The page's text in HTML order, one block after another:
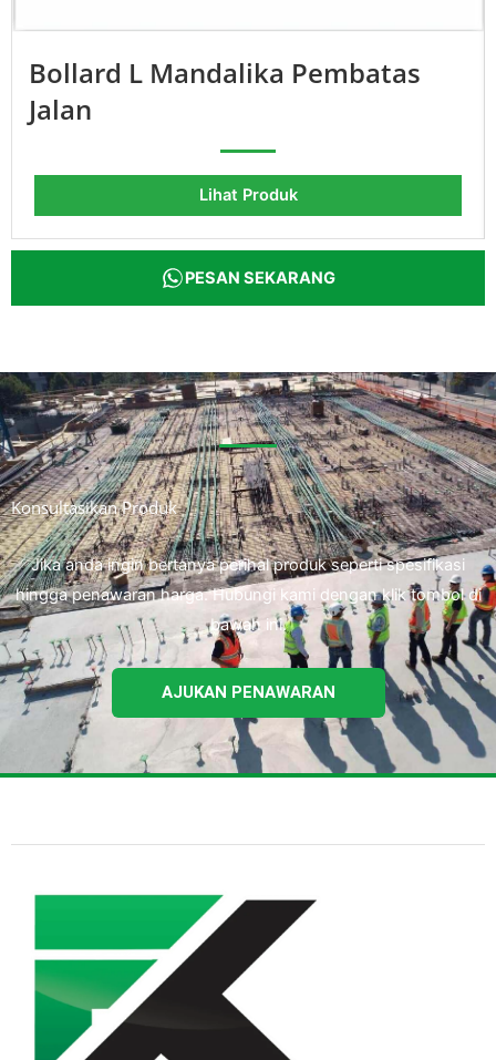
Bollard L Mandalika Pembatas
Jalan
Lihat Produk
PESAN SEKARANG
Konsultasikan Produk
Jika anda ingin bertanya perihal produk seperti spesifikasi
hingga penawaran harga. Hubungi kami dengan klik tombol di
bawah ini.
AJUKAN PENAWARAN